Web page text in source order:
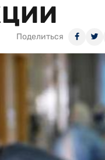
Поделиться